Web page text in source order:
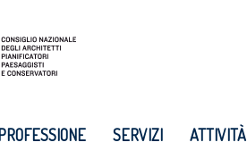
SERVIZI ATTIVITÀ